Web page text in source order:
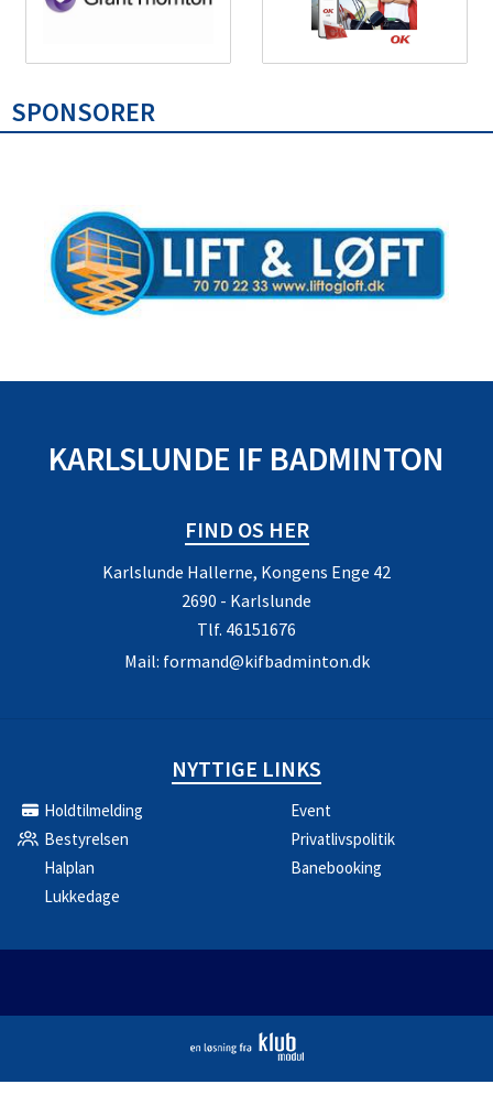
SPONSORER
KARLSLUNDE IF BADMINTON
FIND OS HER
Karlslunde Hallerne, Kongens Enge 42
2690 - Karlslunde
Tlf. 46151676
Mail: formand@kifbadminton.dk
NYTTIGE LINKS
Holdtilmelding
Event
Bestyrelsen
Privatlivspolitik
Halplan
Banebooking
Lukkedage